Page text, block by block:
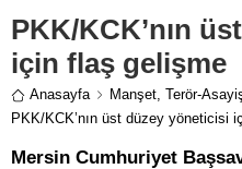
PKK/KCK’nın
için flaş gelişme
Anasayfa Manşet, Terör-
PKK/KCK’nın üst düzey yöneticisi
Mersin Cumhuriyet